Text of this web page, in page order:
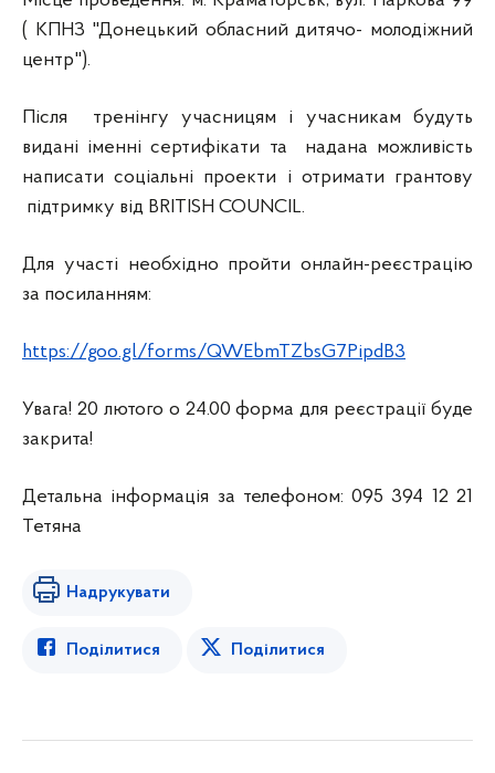
( КПНЗ "Донецький обласний дитячо- молодіжний
центр").
Після тренінгу учасницям і учасникам будуть
видані іменні сертифікати та надана можливість
написати соціальні проекти і отримати грантову
підтримку від BRITISH COUNCIL.
Для участі необхідно пройти онлайн-реєстрацію
за посиланням:
https://goo.gl/forms/QWEbmTZbsG7PipdB3
Увага! 20 лютого о 24.00 форма для реєстрації буде
закрита!
Детальна інформація за телефоном: 095 394 12 21
Тетяна
Надрукувати
Поділитися Поділитися